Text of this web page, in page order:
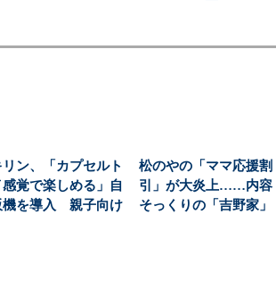
リン、「カプセルト
感覚で楽しめる」自
機を導入 親子向け
松のやの「ママ応援割
引」が大炎上……内容
そっくりの「吉野家」